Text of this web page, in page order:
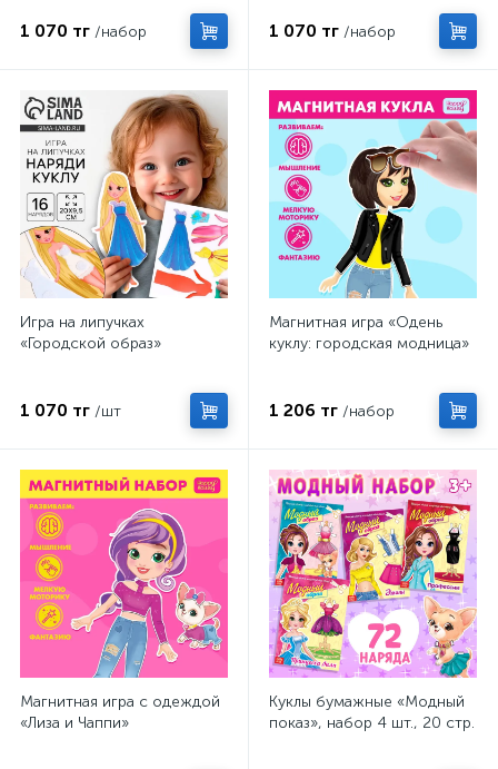
1 070 тг /набор 1 070 тг /набор
Игра на липучках
«Городской образ»
1 070 тг /шт
Магнитная игра «Одень
куклу: городская модница»
1 206 тг /набор
Магнитная игра с одеждой
«Лиза и Чаппи»
Куклы бумажные «Модный
показ», набор 4 шт., 20 стр.